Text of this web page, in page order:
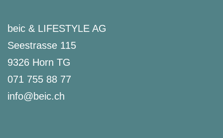
beic & LIFESTYLE AG
Seestrasse 115
9326 Horn TG
071 755 88 77
info@beic.ch